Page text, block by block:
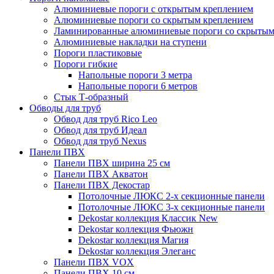
Алюминиевые пороги с открытым креплением
Алюминиевые пороги со скрытым креплением
Ламинированные алюминиевые пороги со
Алюминиевые накладки на ступени
Пороги пластиковые
Пороги гибкие
Напольные пороги 3 метра
Напольные пороги 6 метров
Стык Т-образный
Обводы для труб
Обвод для труб Rico Leo
Обвод для труб Идеал
Обвод для труб Nexus
Панели ПВХ
Панели ПВХ ширина 25 см
Панели ПВХ Акватон
Панели ПВХ Декостар
Потолочные ЛЮКС 2-х секционные панели
Потолочные ЛЮКС 3-х секционные панели
Dekostar коллекция Классик New
Dekostar коллекция Фьюжн
Dekostar коллекция Магия
Dekostar коллекция Элеганс
Панели ПВХ VOX